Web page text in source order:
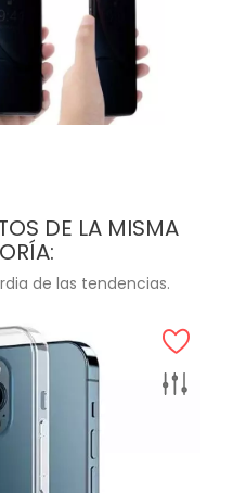
DE LA MISMA
de las tendencias.